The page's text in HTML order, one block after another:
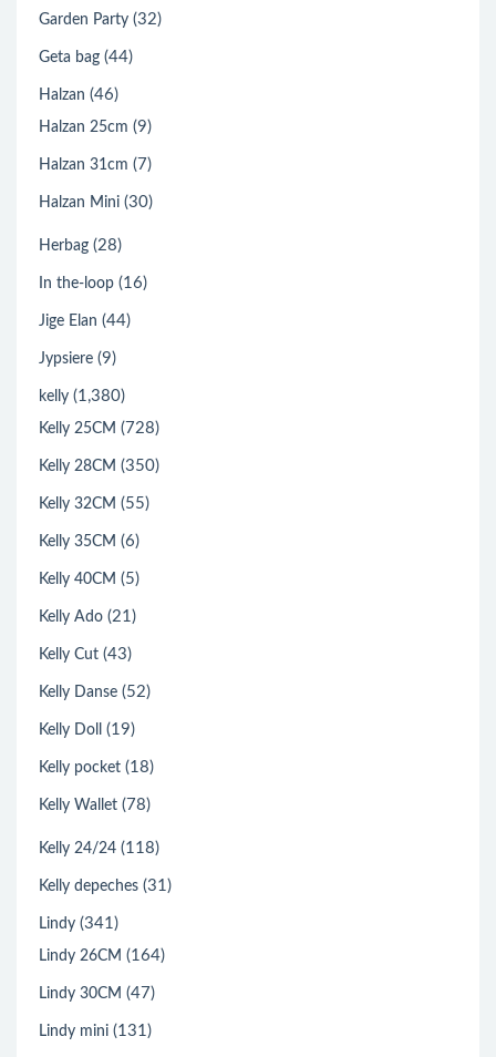
Garden Party (32)
Geta bag (44)
Halzan (46)
Halzan 25cm (9)
Halzan 31cm (7)
Halzan Mini (30)
Herbag (28)
In the-loop (16)
Jige Elan (44)
Jypsiere (9)
kelly (1,380)
Kelly 25CM (728)
Kelly 28CM (350)
Kelly 32CM (55)
Kelly 35CM (6)
Kelly 40CM (5)
Kelly Ado (21)
Kelly Cut (43)
Kelly Danse (52)
Kelly Doll (19)
Kelly pocket (18)
Kelly Wallet (78)
Kelly 24/24 (118)
Kelly depeches (31)
Lindy (341)
Lindy 26CM (164)
Lindy 30CM (47)
Lindy mini (131)